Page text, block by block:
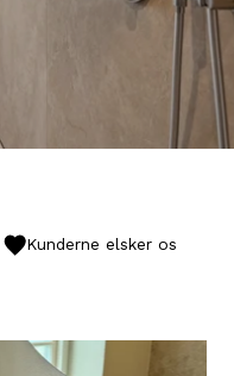
Kunderne elsker os